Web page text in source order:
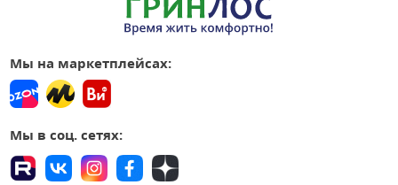
Мы на маркетплейсах:
Мы в соц. сетях: